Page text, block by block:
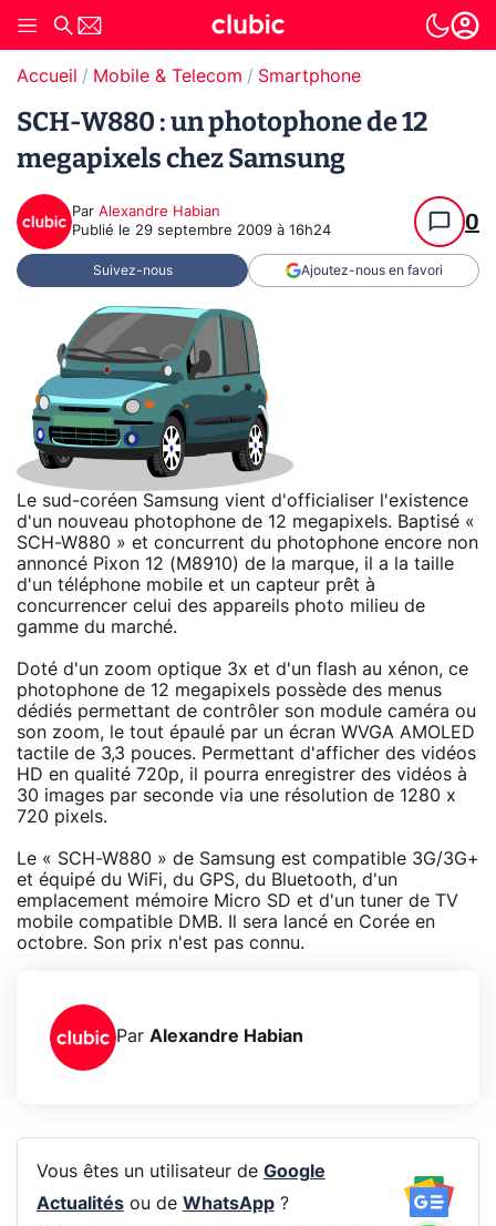
Accueil Mobile & Telecom Smartphone
SCH-W880 : un photophone de 12
megapixels chez Samsung
Par Alexandre Habian
Publié le 29 septembre 2009 à 16h24 0
Suivez-nous Ajoutez-nous en favori
Le sud-coréen Samsung vient d'officialiser l'existence
d'un nouveau photophone de 12 megapixels. Baptisé «
SCH-W880 » et concurrent du photophone encore non
annoncé Pixon 12 (M8910) de la marque, il a la taille
d'un téléphone mobile et un capteur prêt à
concurrencer celui des appareils photo milieu de
gamme du marché.
Doté d'un zoom optique 3x et d'un flash au xénon, ce
photophone de 12 megapixels possède des menus
dédiés permettant de contrôler son module caméra ou
son zoom, le tout épaulé par un écran WVGA AMOLED
tactile de 3,3 pouces. Permettant d'afficher des vidéos
HD en qualité 720p, il pourra enregistrer des vidéos à
30 images par seconde via une résolution de 1280 x
720 pixels.
Le « SCH-W880 » de Samsung est compatible 3G/3G+
et équipé du WiFi, du GPS, du Bluetooth, d'un
emplacement mémoire Micro SD et d'un tuner de TV
mobile compatible DMB. Il sera lancé en Corée en
octobre. Son prix n'est pas connu.
Par Alexandre Habian
Vous êtes un utilisateur de Google
Actualitésou de WhatsApp?